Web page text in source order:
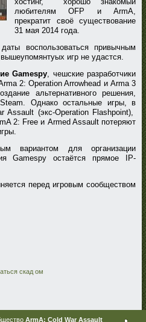
любителям OFP и ArmA,
прекратит своё существование
31 мая 2014 года.
воспользоваться привычным
игр не удастся.
Gamespy, чешские разработчики
2: Operation Arrowhead и Arma 3
альтернативного решения,
Steam. Однако остальные игры, в
Assault (экс-Operation Flashpoint),
2: Free и Armed Assault потеряют
вариантом для организации
Gamespy остаётся прямое IP-
перед игровым сообществом
скад ом
ArmA: Cold War Assault